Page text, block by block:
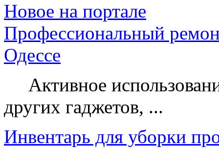
Новое на портале
Профессиональный
Одессе
Активное
других гаджетов, ...
Инвентарь для уборки